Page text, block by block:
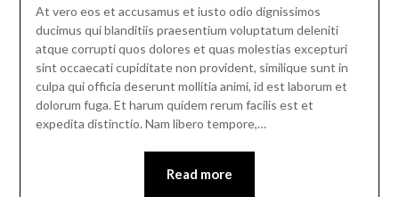
At vero eos et accusamus et iusto odio dignissimos
ducimus qui blanditiis praesentium voluptatum deleniti
atque corrupti quos dolores et quas molestias excepturi
sint occaecati cupiditate non provident, similique sunt in
culpa qui officia deserunt mollitia animi, id est laborum et
dolorum fuga. Et harum quidem rerum facilis est et
expedita distinctio. Nam libero tempore,…
Read more